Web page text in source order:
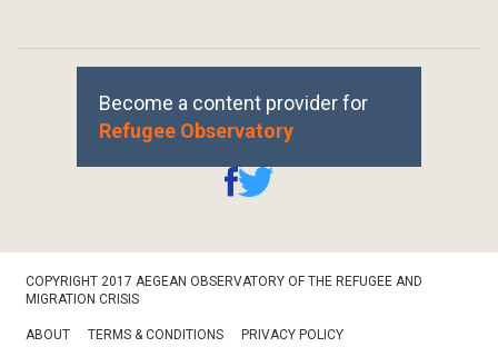
Become a content provider for
Refugee Observatory
Bottom
COPYRIGHT 2017 AEGEAN OBSERVATORY OF THE REFUGEE AND
MIGRATION CRISIS
ABOUT TERMS & CONDITIONS PRIVACY POLICY